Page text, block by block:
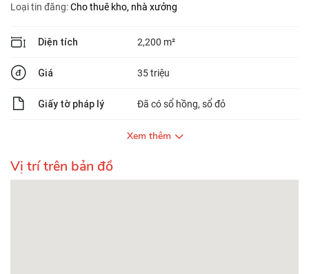
Loại tin đăng:Cho thuê kho, nhà xưởng
Diện tích 2,200 m²
Giá 35 triệu
Giấy tờ pháp lý Đã có sổ hồng, sổ đỏ
Xem thêm
Vị trí trên bản đồ